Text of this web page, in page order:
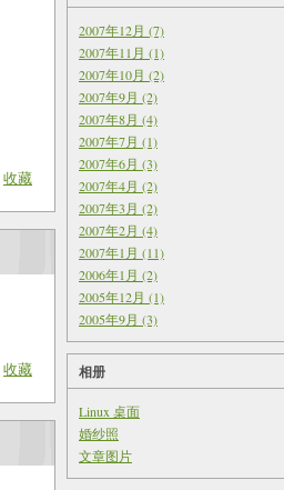
收藏
收藏
2007年12月 (7)
2007年11月 (1)
2007年10月 (2)
2007年9月 (2)
2007年8月 (4)
2007年7月 (1)
2007年6月 (3)
2007年4月 (2)
2007年3月 (2)
2007年2月 (4)
2007年1月 (11)
2006年1月 (2)
2005年12月 (1)
2005年9月 (3)
相册
Linux 桌面
婚纱照
文章图片